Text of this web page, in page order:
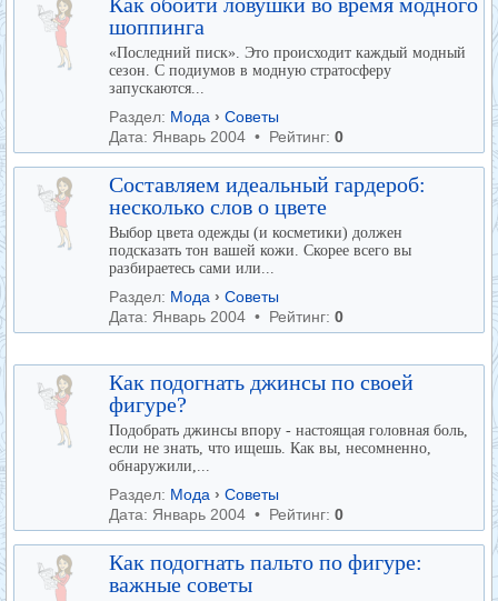
шоппинга
«Последний писк». Это происходит каждый модный
сезон. С подиумов в модную стратосферу
запускаются...
Раздел: Мода › Советы
Дата: Январь 2004 • Рейтинг: 0
Составляем идеальный гардероб:
несколько слов о цвете
Выбор цвета одежды (и косметики) должен
подсказать тон вашей кожи. Скорее всего вы
разбираетесь сами или...
Раздел: Мода › Советы
Дата: Январь 2004 • Рейтинг: 0
Как подогнать джинсы по своей
фигуре?
Подобрать джинсы впору - настоящая головная боль,
если не знать, что ищешь. Как вы, несомненно,
обнаружили,...
Раздел: Мода › Советы
Дата: Январь 2004 • Рейтинг: 0
Как подогнать пальто по фигуре:
важные советы